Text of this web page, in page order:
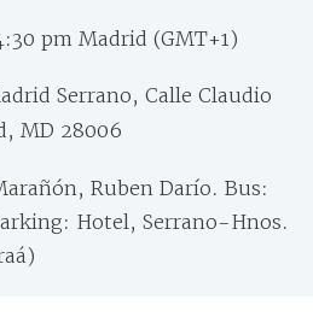
pm Madrid (GMT+1)
Serrano, Calle Claudio
MD 28006
Ruben Darío. Bus:
Hotel, Serrano-Hnos.